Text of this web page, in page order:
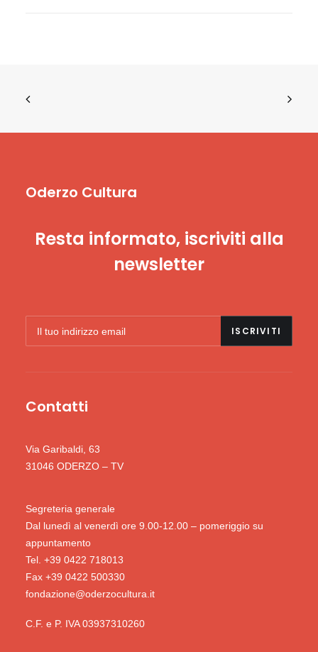
Oderzo Cultura
Resta informato, iscriviti alla
newsletter
Contatti
Via Garibaldi, 63
31046 ODERZO – TV
Segreteria generale
Dal lunedì al venerdì ore 9.00-12.00 – pomeriggio su
appuntamento
Tel. +39 0422 718013
Fax +39 0422 500330
fondazione@oderzocultura.it
C.F. e P. IVA 03937310260